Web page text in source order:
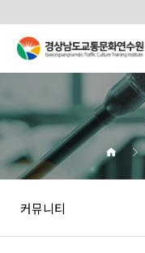
커뮤니티